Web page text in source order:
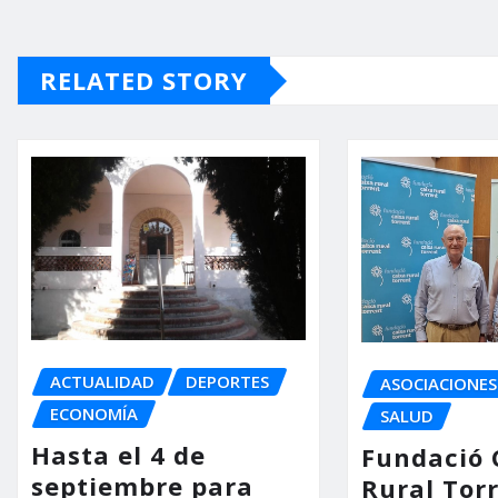
RELATED STORY
ACTUALIDAD
DEPORTES
ECONOMÍA
Hasta el 4 de
septiembre para
ASOCIACIONES
SALUD
Fundació
Rural